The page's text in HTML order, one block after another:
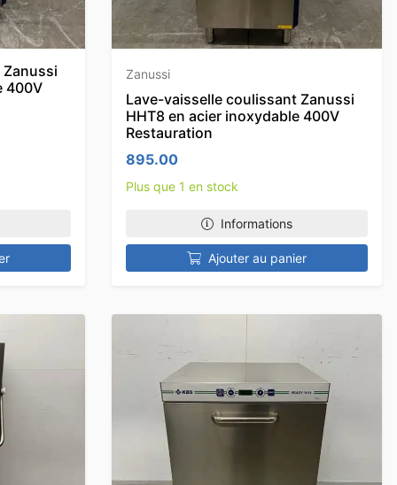
400V
Zanussi
Lave-vaisselle coulissant Zanussi
HHT8 en acier inoxydable 400V
Restauration
895.00
Plus que 1 en stock
Informations
Ajouter au panier